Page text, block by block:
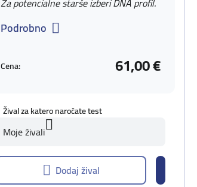
Podrobno
Cena: 61,00 €
Žival za katero naročate test
Moje živali
Dodaj žival